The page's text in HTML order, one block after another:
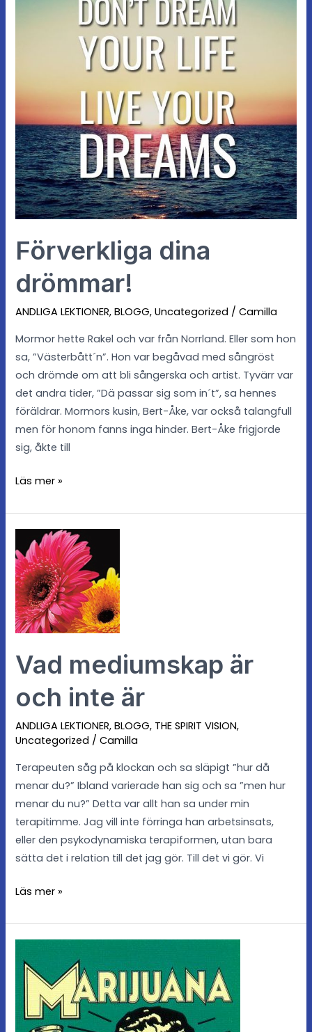
Förverkliga dina
drömmar!
ANDLIGA LEKTIONER,BLOGG,Uncategorized /Camilla
Mormor hette Rakel och var från Norrland. Eller som hon
sa, ”Västerbått´n”. Hon var begåvad med sångröst
och drömde om att bli sångerska och artist. Tyvärr var
det andra tider, ”Dä passar sig som in´t”, sa hennes
föräldrar. Mormors kusin, Bert-Åke, var också talangfull
men för honom fanns inga hinder. Bert-Åke frigjorde
sig, åkte till
Läs mer »
Vad mediumskap är
och inte är
ANDLIGA LEKTIONER,BLOGG, THE SPIRIT VISION,
Uncategorized /Camilla
Terapeuten såg på klockan och sa släpigt ”hur då
menar du?” Ibland varierade han sig och sa ”men hur
menar du nu?” Detta var allt han sa under min
terapitimme. Jag vill inte förringa han arbetsinsats,
eller den psykodynamiska terapiformen, utan bara
sätta det i relation till det jag gör. Till det vi gör. Vi
Vad
mediumskap
är
och
inte
är
Läs mer »
etik